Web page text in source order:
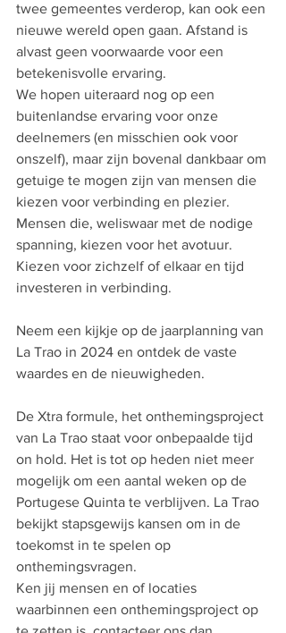
twee gemeentes verderop, kan ook een
nieuwe wereld open gaan. Afstand is
alvast geen voorwaarde voor een
betekenisvolle ervaring.
We hopen uiteraard nog op een
buitenlandse ervaring voor onze
deelnemers (en misschien ook voor
onszelf), maar zijn bovenal dankbaar om
getuige te mogen zijn van mensen die
kiezen voor verbinding en plezier.
Mensen die, weliswaar met de nodige
spanning, kiezen voor het avotuur.
Kiezen voor zichzelf of elkaar en tijd
investeren in verbinding.
Neem een kijkje op de jaarplanning van
La Trao in 2024 en ontdek de vaste
waardes en de nieuwigheden.
De Xtra formule, het onthemingsproject
van La Trao staat voor onbepaalde tijd
on hold. Het is tot op heden niet meer
mogelijk om een aantal weken op de
Portugese Quinta te verblijven. La Trao
bekijkt stapsgewijs kansen om in de
toekomst in te spelen op
onthemingsvragen.
Ken jij mensen en of locaties
waarbinnen een onthemingsproject op